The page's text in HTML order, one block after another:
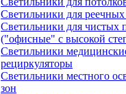
Светильники для реечных
Светильники для чистых
("офисные" с высокой
Светильники
рециркуляторы
Светильники местного
зон